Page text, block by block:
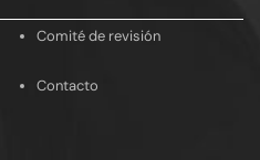
Comité de revisión
Contacto